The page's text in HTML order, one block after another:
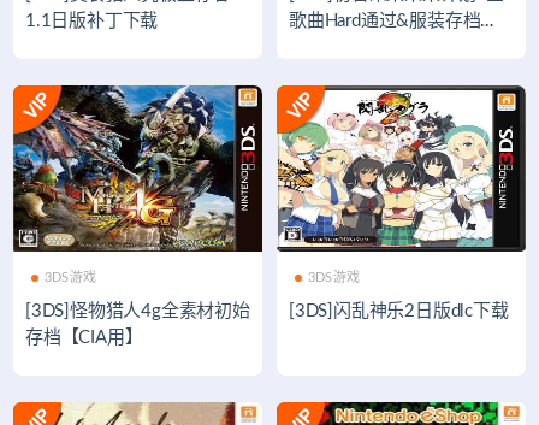
1.1日版补丁下载
歌曲Hard通过&服装存档
3DS游戏
[3DS]怪物猎人4g全素材初始
存档【CIA用】
3DS游戏
[3DS]闪乱神乐2日版dlc下载